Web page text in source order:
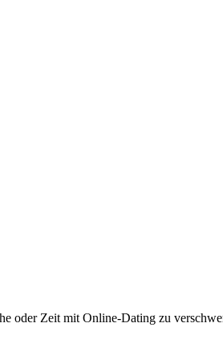
oder Zeit mit Online-Dating zu